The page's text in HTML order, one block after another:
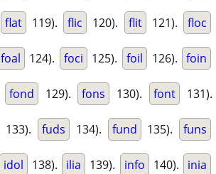
flat 119). flic 120). flit 121). floc
foal 124). foci 125). foil 126). foin
fond 129). fons 130). font 131).
133). fuds 134). fund 135). funs
idol 138). ilia 139). info 140). inia